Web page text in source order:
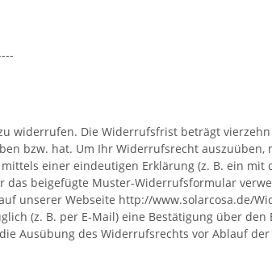
widerrufen. Die Widerrufsfrist beträgt
bzw. hat. Um Ihr Widerrufsrecht auszuüben,
einer eindeutigen Erklärung (z. B. ein
beigefügte Muster-Widerrufsformular
unserer Webseite http://www.solarcosa.de/
(z. B. per E-Mail) eine Bestätigung über den
Ausübung des Widerrufsrechts vor Ablauf